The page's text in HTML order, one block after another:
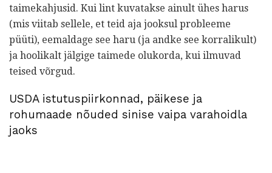
taimekahjusid. Kui lint kuvatakse ainult ühes harus
(mis viitab sellele, et teid aja jooksul probleeme
püüti), eemaldage see haru (ja andke see korralikult)
ja hoolikalt jälgige taimede olukorda, kui ilmuvad
teised võrgud.
USDA istutuspiirkonnad, päikese ja
rohumaade nõuded sinise vaipa varahoidla
jaoks